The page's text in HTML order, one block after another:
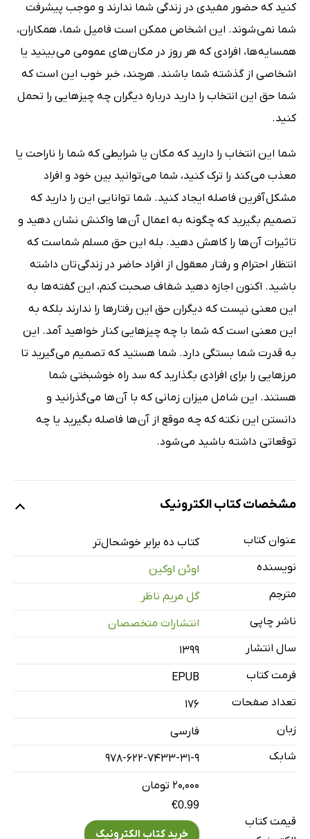
کنید که حضور مفیدی در زندگی شما ندارند و موجب پیشرفت
شما نمی شوند. این اشخاص ممکن است فامیل شما، همکاران،
همسایه ها، افرادی که هر روز در مکان های عمومی می بینید یا
اشخاصی از گذشته شما باشند. هرچند، خبر خوب این است که
شما حق این انتخاب را دارید درباره دیگران چه چیزهایی را تحمل
کنید.
شما این انتخاب را دارید که مکان یا شرایطی که شما را ناراحت یا
معذب می کند را ترک کنید، شما می توانید بین خود و افراد
مشکل آفرین فاصله ایجاد کنید. شما توانایی این را دارید که
تصمیم بگیرید که چگونه به اعمال آن ها واکنش نشان دهید و
تاثیرات آن ها را کاهش دهید. بله این حق مسلم شماست که
انتظار احترام و رفتار معقول از افراد حاضر در زندگی تان داشته
باشید. اکنون اجازه دهید شفاف صحبت کنم، این گفته ها به
این معنی نیست که دیگران حق این رفتارها را ندارند بلکه به
این معنی است که شما با چه چیزهایی کنار خواهید آمد. این
به قدرت شما بستگی دارد. شما هستید که تصمیم می گیرید تا
مرزهایی را برای افرادی بگذارید که سد راه خوشبختی شما
هستند. این شامل میزان زمانی که با آن ها می گذرانید و
دانستن این نکته که چه موقع از آن ها فاصله بگیرید یا چه
توقعاتی داشته باشید می شود.
مشخصات کتاب الکترونیک
عنوان کتاب
کتاب ده برابر خوشحال‌تر
نویسنده
اوئن اوکین
مترجم
گل مریم ناظر
ناشر چاپی
انتشارات متخصصان
سال انتشار
۱۳۹۹
فرمت کتاب
EPUB
تعداد صفحات
176
زبان
فارسی
شابک
978-622-7433-31-9
قیمت کتاب
۲۰,۰۰۰ تومان
€0.99
خرید کتاب الکترونیک